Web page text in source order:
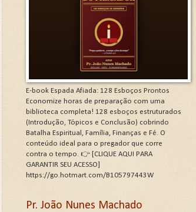
E-book Espada Afiada: 128 Esboços Prontos
Economize horas de preparação com uma
biblioteca completa! 128 esboços estruturados
(Introdução, Tópicos e Conclusão) cobrindo
Batalha Espiritual, Família, Finanças e Fé. O
conteúdo ideal para o pregador que corre
contra o tempo. 👉 [CLIQUE AQUI PARA
GARANTIR SEU ACESSO]
https://go.hotmart.com/B105797443W
Pr. João Nunes Machado